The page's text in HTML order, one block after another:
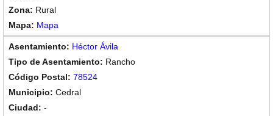
Rural
Mapa
Héctor Ávila
Rancho
78524
Cedral
-